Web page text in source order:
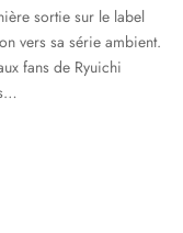
sortie sur le label
vers sa série ambient.
fans de Ryuichi